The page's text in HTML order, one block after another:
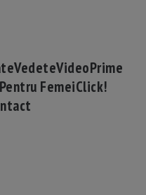
VedeteVideoPrime
FemeiClick!